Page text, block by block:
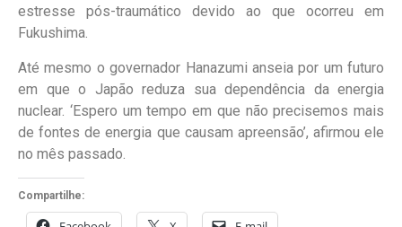
estresse pós-traumático devido ao que ocorreu em
Fukushima.
Até mesmo o governador Hanazumi anseia por um futuro
em que o Japão reduza sua dependência da energia
nuclear. ‘Espero um tempo em que não precisemos mais
de fontes de energia que causam apreensão’, afirmou ele
no mês passado.
Compartilhe: